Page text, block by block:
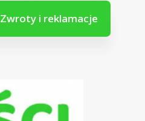
Zwroty i reklamacje